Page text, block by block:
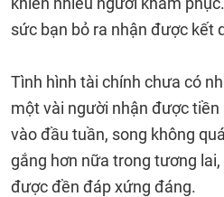
sức bạn bỏ ra nhận được kết
Tình hình tài chính chưa có
một vài người nhận được tiền
vào đầu tuần, song không
gắng hơn nữa trong tương
được đền đáp xứng đáng.